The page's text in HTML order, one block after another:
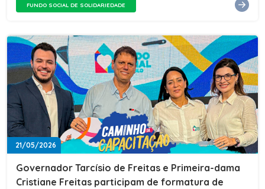
FUNDO SOCIAL DE SOLIDARIEDADE
21/05/2026
Governador Tarcísio de Freitas e Primeira-dama
Cristiane Freitas participam de formatura de